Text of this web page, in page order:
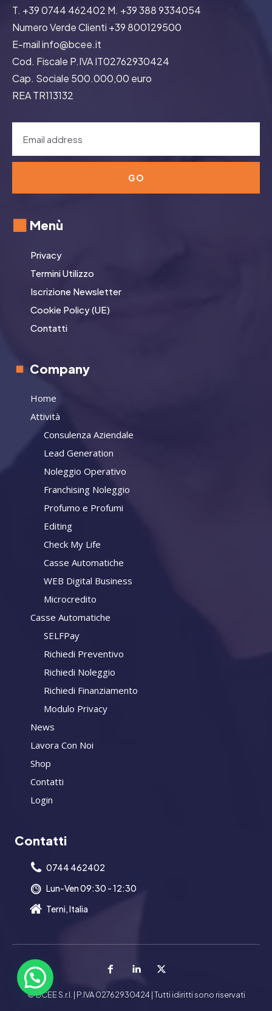
T. +39 0744 462402 M. +39 388 9334054
Numero Verde Clienti +39 800129500
E-mail info@bcee.it
Cod. Fiscale P.IVA IT02762930424
Cap. Sociale 500.000,00 euro
REA TR113132
GO
Menù
Privacy
Termini Utilizzo
Iscrizione Newsletter
Cookie Policy (UE)
Contatti
Company
Home
Attività
Consulenza Aziendale
Lead Generation
Noleggio Operativo
Franchising Noleggio
Profumo e Profumi
Editing
Check My Life
Casse Automatiche
WEB Digital Business
Microcredito
Casse Automatiche
SELFPay
Richiedi Preventivo
Richiedi Noleggio
Richiedi Finanziamento
Modulo Privacy
News
Lavora Con Noi
Shop
Contatti
Login
Contatti
0744 462402
Lun-Ven 09:30 - 12:30
Terni, Italia
© BCEE S.r.l. | P.IVA 02762930424 | Tutti idiritti sono riservati